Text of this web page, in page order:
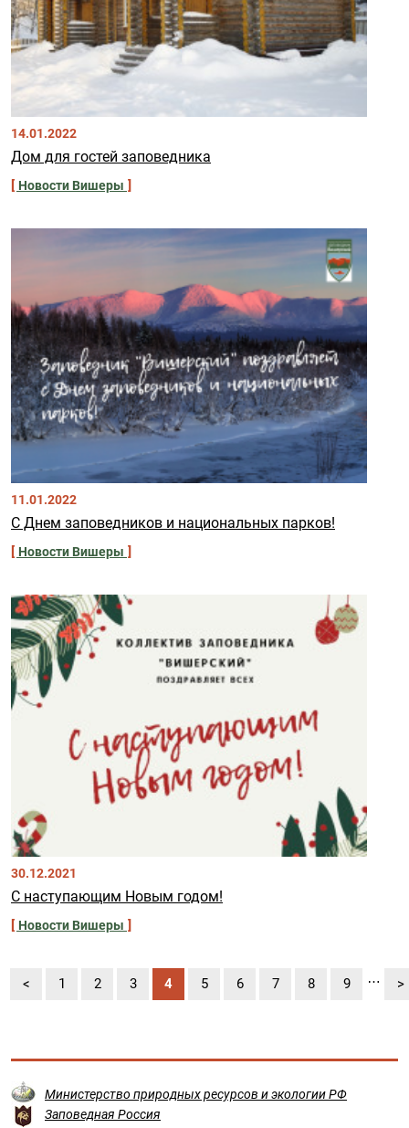
14.01.2022
Дом для гостей заповедника
Новости Вишеры
11.01.2022
С Днем заповедников и национальных парков!
Новости Вишеры
30.12.2021
С наступающим Новым годом!
Новости Вишеры
Нумерация страниц
Предыдущая страница
< Страница
1 Страница
2 Страница
3 Текущая страница
4 Страница
5 Страница
6 Страница
7 Страница
8 Страница
9 … >
Министерство природных ресурсов и экологии РФ
Заповедная Россия